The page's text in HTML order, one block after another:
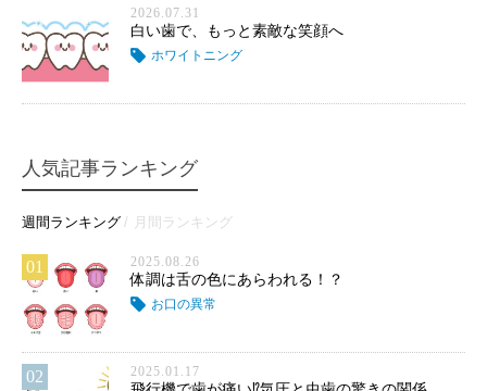
2026.07.31
白い歯で、もっと素敵な笑顔へ
ホワイトニング
人気記事ランキング
週間ランキング 月間ランキング
01 2025.08.26
体調は舌の色にあらわれる！？
お口の異常
02 2025.01.17